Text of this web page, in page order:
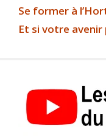
Se former à
Et si votre avenir